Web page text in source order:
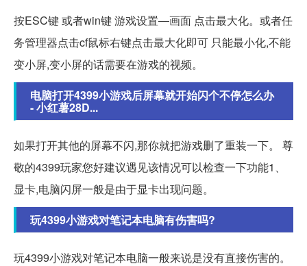
按ESC键 或者win键 游戏设置―画面 点击最大化。或者任
务管理器点击cf鼠标右键点击最大化即可 只能最小化,不能
变小屏,变小屏的话需要在游戏的视频。
电脑打开4399小游戏后屏幕就开始闪个不停怎么办
- 小红薯28D...
如果打开其他的屏幕不闪,那你就把游戏删了重装一下。 尊
敬的4399玩家您好建议遇见该情况可以检查一下功能1、
显卡,电脑闪屏一般是由于显卡出现问题。
玩4399小游戏对笔记本电脑有伤害吗?
玩4399小游戏对笔记本电脑一般来说是没有直接伤害的。